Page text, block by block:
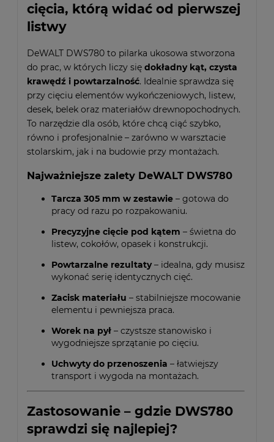
cięcia, którą widać od pierwszej
listwy
DeWALT DWS780 to pilarka ukosowa stworzona
do prac, w których liczy się dokładny kąt, czysta
krawędź i powtarzalność. Idealnie sprawdza się
przy cięciu elementów wykończeniowych, listew,
desek, belek oraz materiałów drewnopochodnych.
To narzędzie dla osób, które chcą ciąć szybko,
równo i profesjonalnie – zarówno w warsztacie
stolarskim, jak i na budowie przy montażach.
Najważniejsze zalety DeWALT DWS780
Tarcza 305 mm w zestawie – gotowa do
pracy od razu po rozpakowaniu.
Precyzyjne cięcie pod kątem – świetna do
listew, cokołów, opasek i konstrukcji.
Powtarzalne rezultaty– idealna, gdy musisz
wykonać serię identycznych cięć.
Zacisk materiału – stabilniejsze mocowanie
elementu i pewniejsza praca.
Worek na pył – czystsze stanowisko i
wygodniejsze sprzątanie po cięciu.
Uchwyty do przenoszenia – łatwiejszy
transport i wygoda na montażach.
Zastosowanie – gdzie DWS780
sprawdzi się najlepiej?